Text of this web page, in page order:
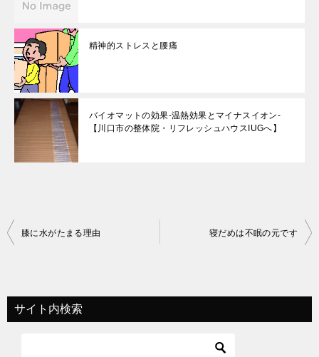
精神的ストレスと腰痛
バイオマットの効果-温熱効果とマイナスイオン-
【川口市の整体院・リフレッシュハウスIUGへ】
投
ビ
ゲ
膝に水がたまる理由 寝だめは不眠の元です
サイト内検索